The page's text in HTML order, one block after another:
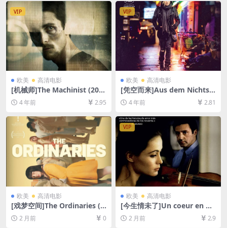
下载][MP4/11GB][中英字幕]
4/4.8GB][中英字幕]
VIP
欧美 高清电影
[机械师]The Machinist (200
4)[百度网盘+迅雷云盘资源10
80P超清未删减][MP4/6.3GB]
[中英字幕]
4 年前 2.95
VIP
欧美 高清电影
[凭空而来]Aus dem Nichts
(2017)[百度网盘+迅雷云盘资
源1080P超清未删减][MP4/6.
4GB][中德字幕]
4 年前 2.81
欧美 高清电影
[戏梦空间]The Ordinaries (2
022)[百度网盘+夸克网盘1080
P超清未删减资源][网盘在线播
2 月前 0
VIP
欧美 高清电影
[今生情未了]Un coeur en hi
ver (1992)[百度网盘+夸克网
盘1080P超清未删减资源][网
2 月前 2.9